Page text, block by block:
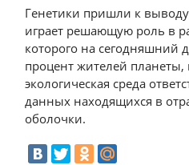
Генетики пришли к
играет решающую роль в
которого на сегодняшний
процент жителей
экологическая среда
данных находящихся в
оболочки.